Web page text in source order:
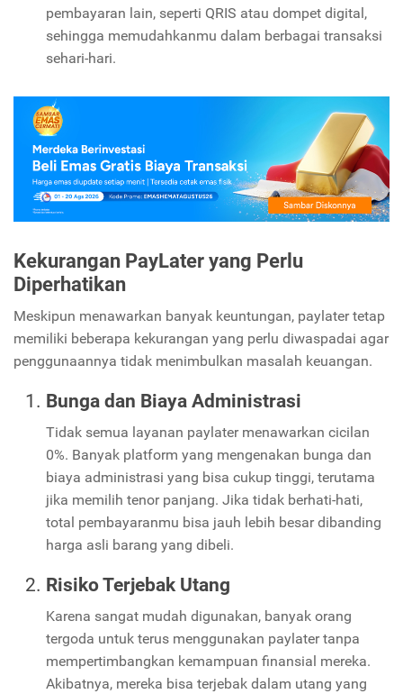
pembayaran lain, seperti QRIS atau dompet digital,
sehingga memudahkanmu dalam berbagai transaksi
sehari-hari.
Kekurangan PayLater yang Perlu
Diperhatikan
Meskipun menawarkan banyak keuntungan, paylater tetap
memiliki beberapa kekurangan yang perlu diwaspadai agar
penggunaannya tidak menimbulkan masalah keuangan.
Bunga dan Biaya Administrasi
Tidak semua layanan paylater menawarkan cicilan
0%. Banyak platform yang mengenakan bunga dan
biaya administrasi yang bisa cukup tinggi, terutama
jika memilih tenor panjang. Jika tidak berhati-hati,
total pembayaranmu bisa jauh lebih besar dibanding
harga asli barang yang dibeli.
Risiko Terjebak Utang
Karena sangat mudah digunakan, banyak orang
tergoda untuk terus menggunakan paylater tanpa
mempertimbangkan kemampuan finansial mereka.
Akibatnya, mereka bisa terjebak dalam utang yang